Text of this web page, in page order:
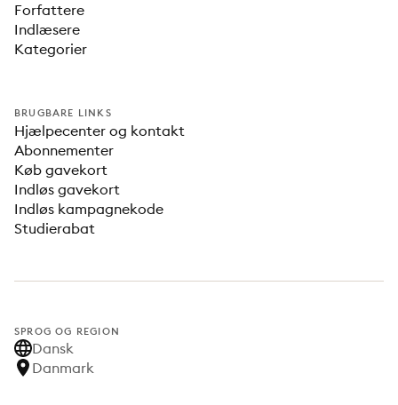
Forfattere
Indlæsere
Kategorier
BRUGBARE LINKS
Hjælpecenter og kontakt
Abonnementer
Køb gavekort
Indløs gavekort
Indløs kampagnekode
Studierabat
SPROG OG REGION
Dansk
Danmark